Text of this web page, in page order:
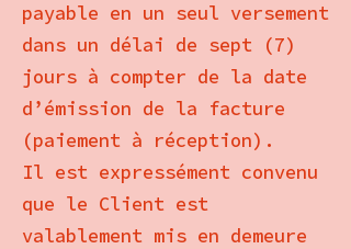
payable en un seul versement
dans un délai de sept (7)
jours à compter de la date
d’émission de la facture
(paiement à réception).
Il est expressément convenu
que le Client est
valablement mis en demeure